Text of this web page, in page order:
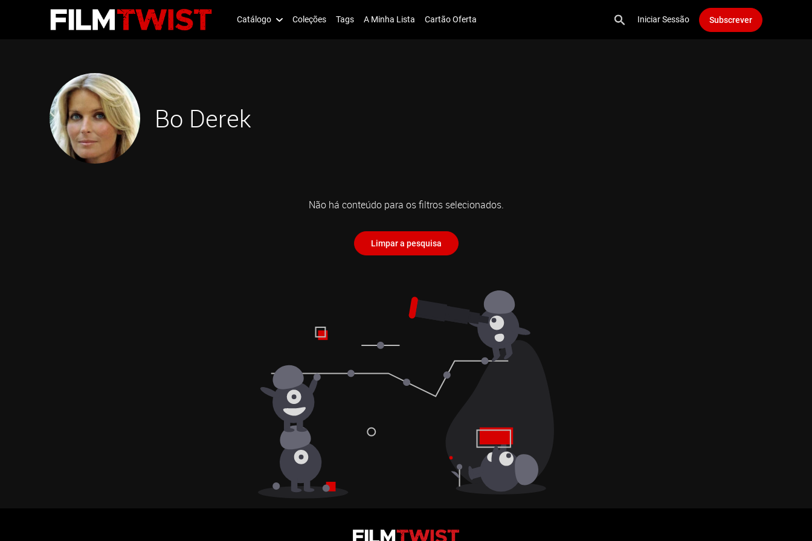
Catálogo Coleções Tags A Minha Lista Cartão Oferta Iniciar Sessão Subscrever
Bo Derek
Não há conteúdo para os filtros selecionados.
Limpar a pesquisa